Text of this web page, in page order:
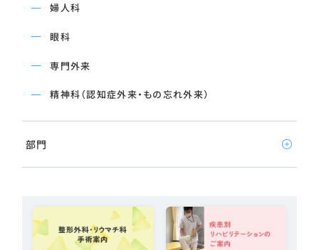
婦人科
眼科
専門外来
精神科（認知症外来・もの忘れ外来）
部門
放射線技術科